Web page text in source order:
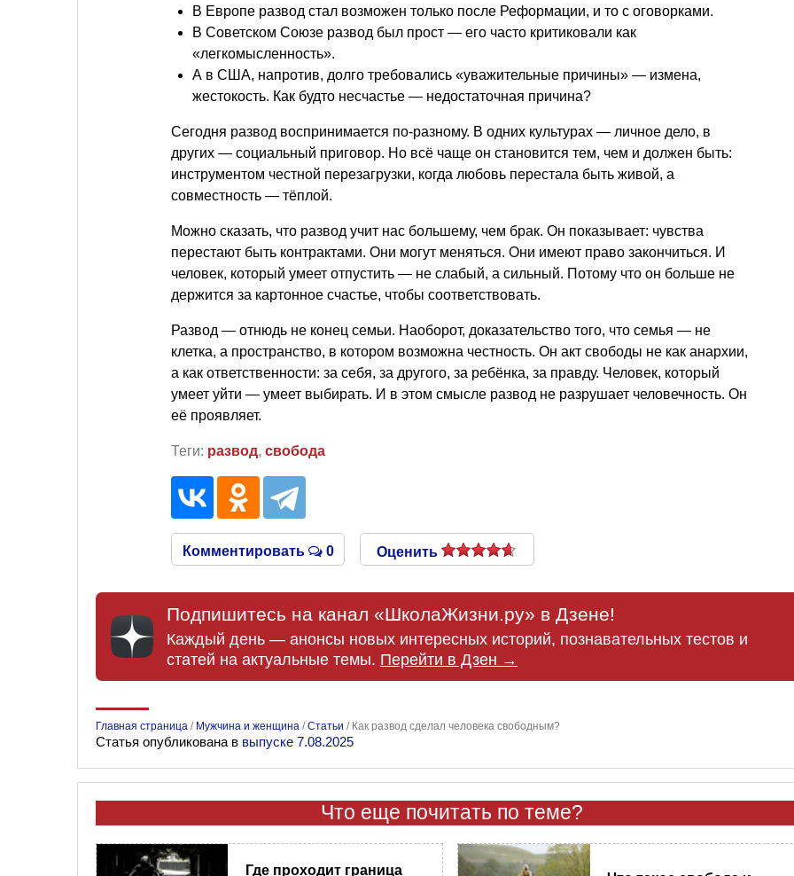
В Европе развод стал возможен только после Реформации, и то с оговорками.
В Советском Союзе развод был прост — его часто критиковали как
«легкомысленность».
А в США, напротив, долго требовались «уважительные причины» — измена,
жестокость. Как будто несчастье — недостаточная причина?
Сегодня развод воспринимается по-разному. В одних культурах — личное дело, в
других — социальный приговор. Но всё чаще он становится тем, чем и должен быть:
инструментом честной перезагрузки, когда любовь перестала быть живой, а
совместность — тёплой.
Можно сказать, что развод учит нас большему, чем брак. Он показывает: чувства
перестают быть контрактами. Они могут меняться. Они имеют право закончиться. И
человек, который умеет отпустить — не слабый, а сильный. Потому что он больше не
держится за картонное счастье, чтобы соответствовать.
Развод — отнюдь не конец семьи. Наоборот, доказательство того, что семья — не
клетка, а пространство, в котором возможна честность. Он акт свободы не как анархии,
а как ответственности: за себя, за другого, за ребёнка, за правду. Человек, который
умеет уйти — умеет выбирать. И в этом смысле развод не разрушает человечность. Он
её проявляет.
Теги: развод, свобода
Комментировать 0 Оценить
Подпишитесь на канал «ШколаЖизни.ру» в Дзене!
Каждый день — анонсы новых интересных историй, познавательных тестов и
статей на актуальные темы. Перейти в Дзен →
Главная страница / Мужчина и женщина /Статьи / Как развод сделал человека свободным?
Статья опубликована в выпуске 7.08.2025
Что еще почитать по теме?
Где проходит граница